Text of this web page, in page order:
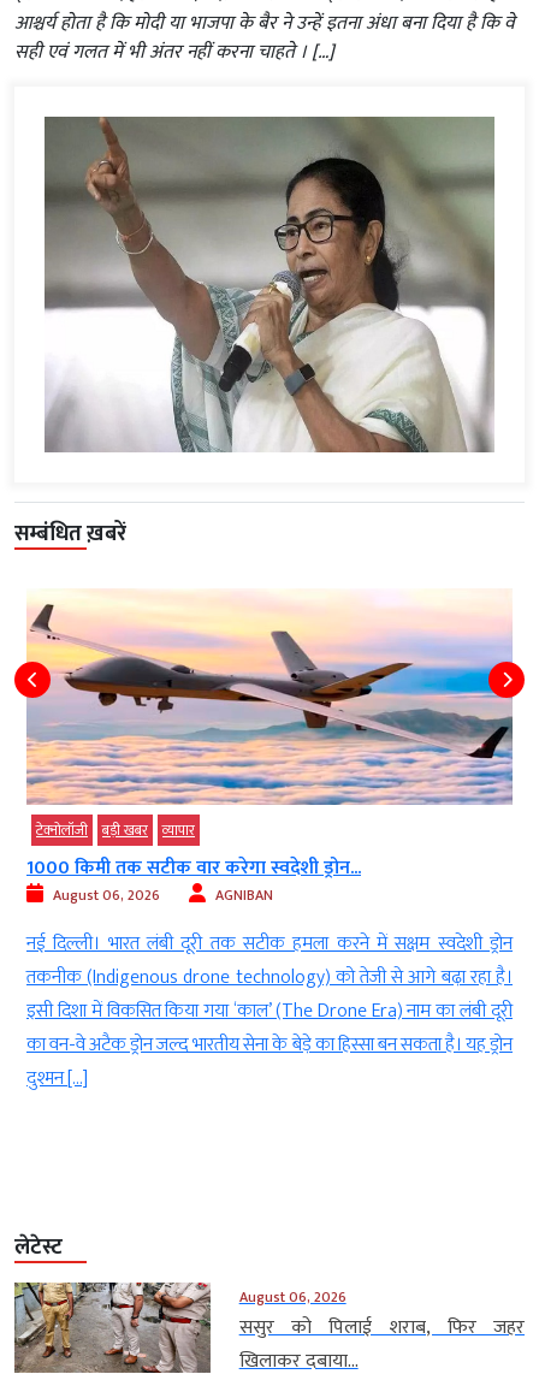
आश्चर्य होता है कि मोदी या भाजपा के बैर ने उन्हें इतना अंधा बना दिया है कि वे
सही एवं गलत में भी अंतर नहीं करना चाहते । […]
सम्बंधित ख़बरें
बड़ी खबर मध्‍यप्रदेश
MP में अब तक सामान्य से 18% कम...
August 06, 2026 AGNIBAN
भोपाल । मध्य प्रदेश (Madhya Pradesh) में मानसून सीजन (Monsoon
Season) का आधे से ज्यादा समय बीत चुका है, लेकिन बारिश (Rainfall) का
ग्राफ अब भी सामान्य से काफी नीचे बना हुआ है। प्रदेश में अब तक 16.3 इंच
बारिश हुई है, जो औसत से 18 प्रतिशत कम है। हालात ऐसे हैं कि अधिकांश जिलों
[…]
लेटेस्ट
August 06, 2026
ससुर को पिलाई शराब, फिर जहर
खिलाकर दबाया...